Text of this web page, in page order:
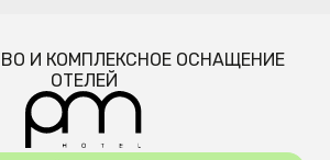
И КОМПЛЕКСНОЕ ОСНАЩЕНИЕ
ОТЕЛЕЙ